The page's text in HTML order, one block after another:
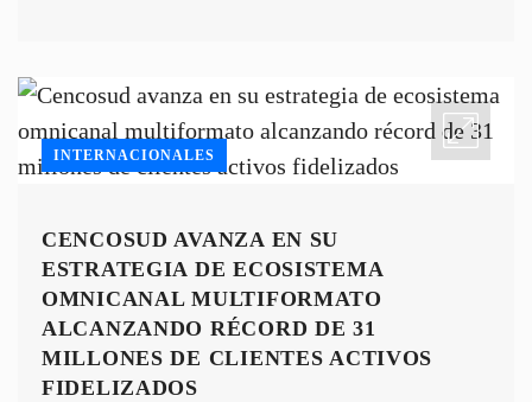
INTERNACIONALES
CENCOSUD AVANZA EN SU
ESTRATEGIA DE ECOSISTEMA
OMNICANAL MULTIFORMATO
ALCANZANDO RÉCORD DE 31
MILLONES DE CLIENTES ACTIVOS
FIDELIZADOS